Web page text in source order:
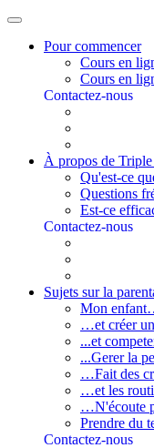
Pour commencer
Cours en
Cours en
Contactez-nous
À propos de
Qu'est-ce
Questions
Est-ce
Contactez-nous
Sujets sur la
Mon
…et créer
...et
...Gerer la
…Fait des
…et les
…N'écoute
Prendre du
Contactez-nous